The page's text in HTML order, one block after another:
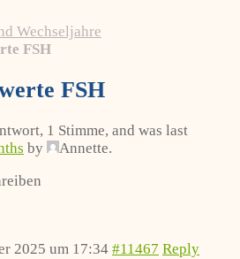
Wechseljahre
FSH
FSH
1 Stimme, and was last
by Annette.
2025 um 17:34 #11467 Reply